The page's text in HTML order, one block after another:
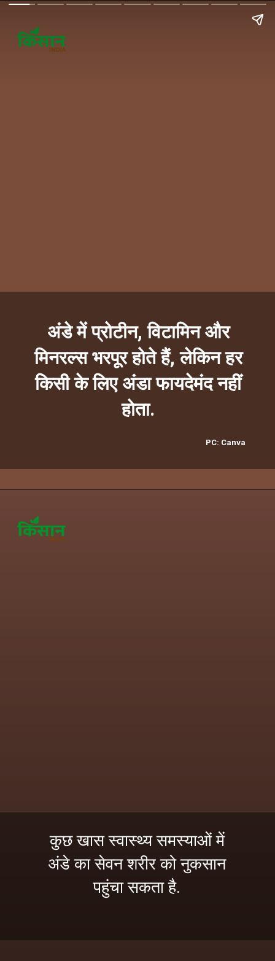
अंडे में प्रोटीन, विटामिन और
मिनरल्स भरपूर होते हैं, लेकिन हर
किसी के लिए अंडा फायदेमंद नहीं
होता.
PC: Canva
कुछ खास स्वास्थ्य समस्याओं में
अंडे का सेवन शरीर को नुकसान
पहुंचा सकता है.